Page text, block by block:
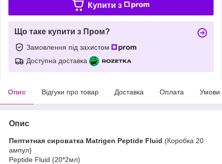
Купити з
Що таке купити з Пром?
Замовлення під захистом
Доступна доставка
Опис Відгуки про товар Доставка Оплата Умови
Опис
Пептитная сироватка Matrigen Peptide Fluid (Коробка 20
ампул)
Peptide Fluid (20*2мл)